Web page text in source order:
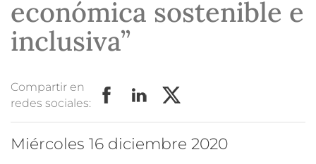
económica sostenible e
inclusiva”
Compartir en
redes sociales:
miércoles 16 diciembre 2020